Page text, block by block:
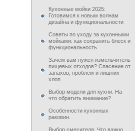
Кухонные мойки 2025:
Готовимся к новым волнам
дизайна и функциональности
Советы по уходу за кухонными
мойками: как сохранить блеск и
функциональность
Зачем вам нужен измельчитель
пищевых отходов? Спасение от
запахов, проблем и лишних
хлоп
Выбор модели для кухни. На
что обратить внимание?
Особенности кухонных
раковин.
Выбор смесителя. Что важно